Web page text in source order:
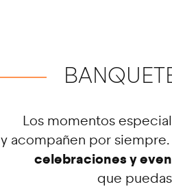
Los momentos
y acompañen por siempre.
celebraciones y
que